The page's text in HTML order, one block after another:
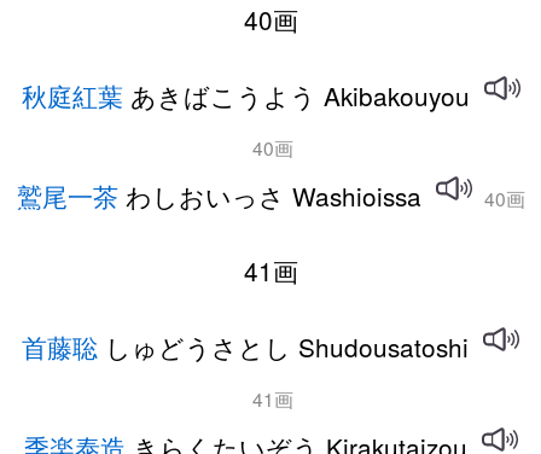
40画
秋庭紅葉 あきばこうよう Akibakouyou
40画
鷲尾一茶わしおいっさ Washioissa 40画
41画
首藤聡 しゅどうさとし Shudousatoshi
41画
季楽泰造 きらくたいぞう Kirakutaizou